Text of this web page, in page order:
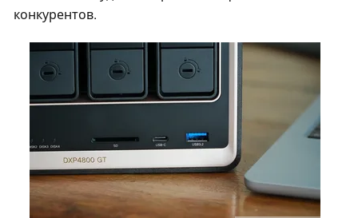
конкурентов.